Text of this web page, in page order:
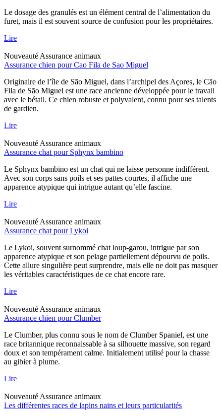
Le dosage des granulés est un élément central de l’alimentation du
furet, mais il est souvent source de confusion pour les propriétaires.
Lire
Nouveauté Assurance animaux
Assurance chien pour Cao Fila de Sao Miguel
Originaire de l’île de São Miguel, dans l’archipel des Açores, le Cão
Fila de São Miguel est une race ancienne développée pour le travail
avec le bétail. Ce chien robuste et polyvalent, connu pour ses talents
de gardien.
Lire
Nouveauté Assurance animaux
Assurance chat pour Sphynx bambino
Le Sphynx bambino est un chat qui ne laisse personne indifférent.
Avec son corps sans poils et ses pattes courtes, il affiche une
apparence atypique qui intrigue autant qu’elle fascine.
Lire
Nouveauté Assurance animaux
Assurance chat pour Lykoi
Le Lykoi, souvent surnommé chat loup-garou, intrigue par son
apparence atypique et son pelage partiellement dépourvu de poils.
Cette allure singulière peut surprendre, mais elle ne doit pas masquer
les véritables caractéristiques de ce chat encore rare.
Lire
Nouveauté Assurance animaux
Assurance chien pour Clumber
Le Clumber, plus connu sous le nom de Clumber Spaniel, est une
race britannique reconnaissable à sa silhouette massive, son regard
doux et son tempérament calme. Initialement utilisé pour la chasse
au gibier à plume.
Lire
Nouveauté Assurance animaux
Les différentes races de lapins nains et leurs particularités